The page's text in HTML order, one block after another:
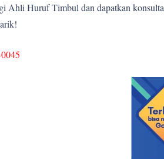
Ahli Huruf Timbul dan dapatkan